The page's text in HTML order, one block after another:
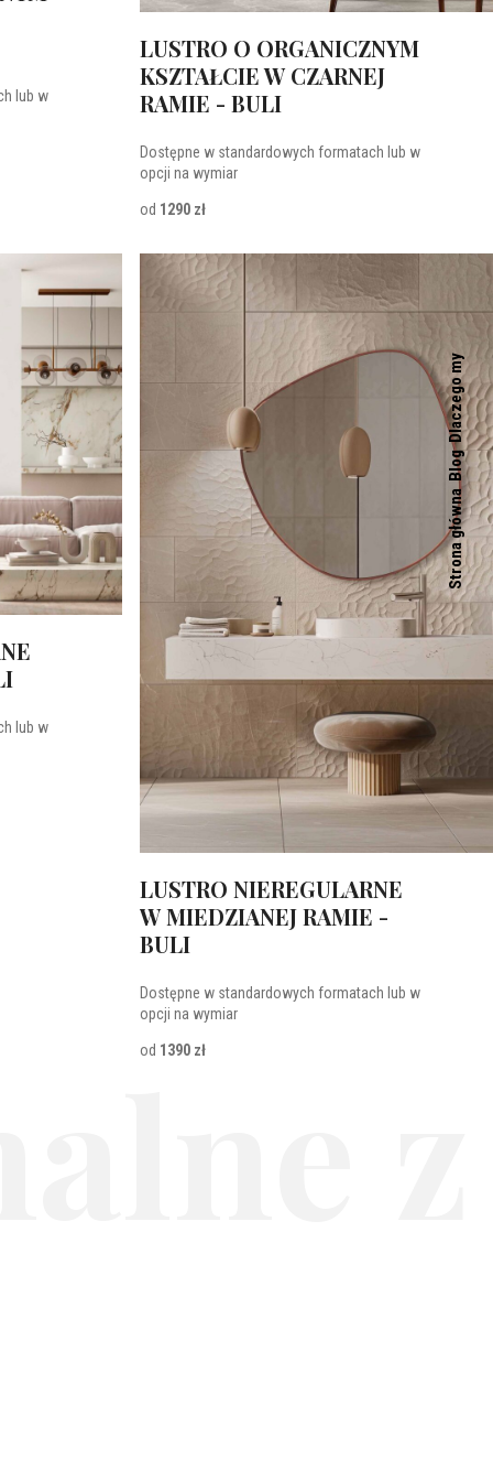
Dlaczego my
Blog
Strona główna
lub w
LUSTRO O ORGANICZNYM
KSZTAŁCIE W CZARNEJ
RAMIE - BULI
Dostępne w standardowych formatach lub w
opcji na wymiar
od 1290 zł
lub w
LUSTRO NIEREGULARNE
W MIEDZIANEJ RAMIE -
BULI
Dostępne w standardowych formatach lub w
opcji na wymiar
od 1390 zł